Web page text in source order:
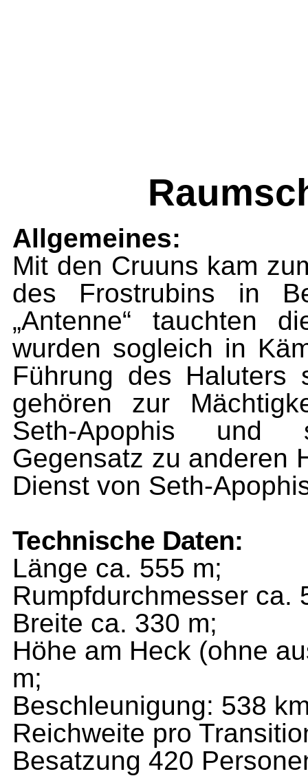
Allgemeines:
Mit den Cruuns kam
des Frostrubins in
„Antenne“ tauchten
wurden sogleich in
Führung des Haluters
gehören zur
Seth-Apophis und
Gegensatz zu anderen
Dienst von Seth-
Technische Daten:
Länge ca. 555 m;
Rumpfdurchmesser ca.
Breite ca. 330 m;
Höhe am Heck (ohne
m;
Beschleunigung: 538
Reichweite pro
Besatzung 420